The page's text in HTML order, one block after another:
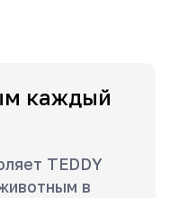
каждый
TEDDY
в